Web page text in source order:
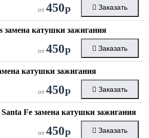
от 450р Заказать
замена катушки зажигания
от 450р Заказать
катушки зажигания
от 450р Заказать
Fe замена катушки зажигания
от 450р Заказать